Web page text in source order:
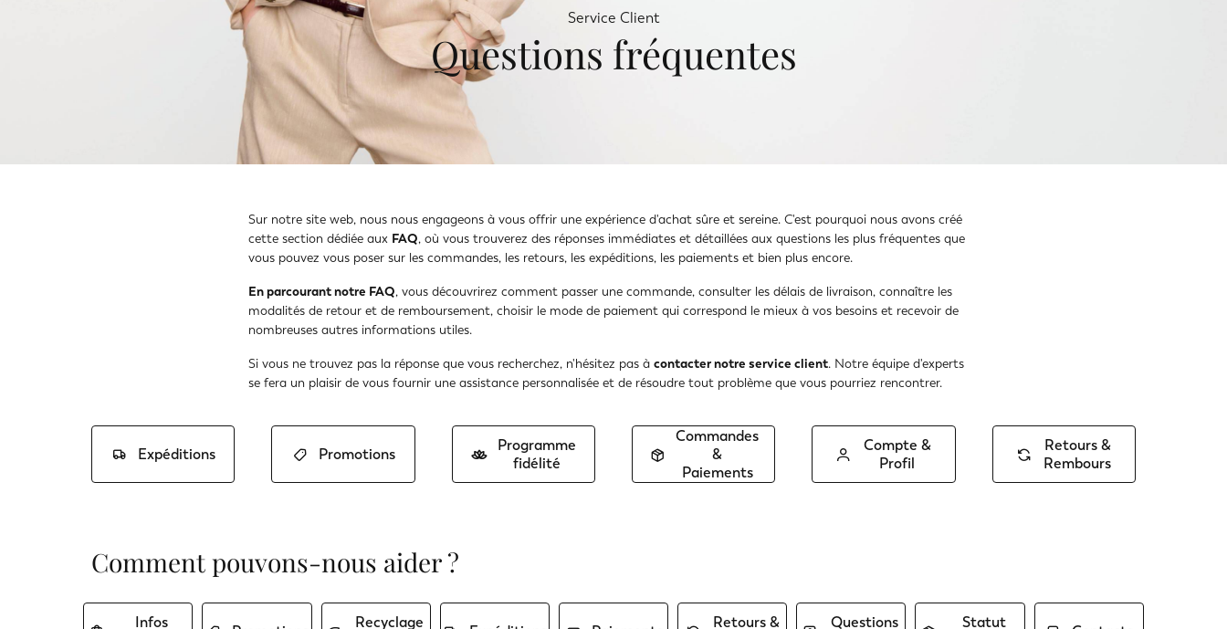
Service Client
Questions fréquentes
Sur notre site web, nous nous engageons à vous offrir une expérience d'achat sûre et sereine. C'est pourquoi nous avons créé
cette section dédiée aux FAQ, où vous trouverez des réponses immédiates et détaillées aux questions les plus fréquentes que
vous pouvez vous poser sur les commandes, les retours, les expéditions, les paiements et bien plus encore.
En parcourant notre FAQ, vous découvrirez comment passer une commande, consulter les délais de livraison, connaître les
modalités de retour et de remboursement, choisir le mode de paiement qui correspond le mieux à vos besoins et recevoir de
nombreuses autres informations utiles.
Si vous ne trouvez pas la réponse que vous recherchez, n'hésitez pas à contacter notre service client. Notre équipe d'experts
se fera un plaisir de vous fournir une assistance personnalisée et de résoudre tout problème que vous pourriez rencontrer.
Expéditions Promotions
Programme
fidélité
Commandes
&
Paiements
Compte &
Profil
Retours &
Rembours
Comment pouvons-nous aider ?
Infos
Recyclage
Retours &
Questions
Statut